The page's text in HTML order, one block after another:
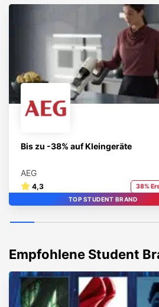
Bis zu -38% auf Kleingeräte
AEG
4,3 38%
TOP STUDENT BRAND
Empfohlene Student